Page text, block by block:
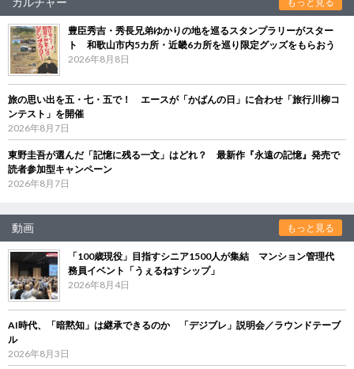
豊臣秀吉・秀長兄弟ゆかりの地を巡るスタンプラリーがスター
ト 和歌山市内5カ所・近畿6カ所を巡り限定グッズをもらおう
2026年8月8日
旅の思い出を五・七・五で！ エースが「かばんの日」に合わせ「旅行川柳コ
ンテスト」を開催
2026年8月7日
東野圭吾が選んだ「記憶に残る一文」はどれ？ 最新作『永遠の記憶』発売で
読者参加型キャンペーン
2026年8月7日
動画 もっと見る
「100歳現役」目指すシニア1500人が集結 マンション管理代
務員イベント「うぇるねすシップ」
2026年8月4日
AI時代、「暗黙知」は継承できるのか 「デジブレ」説明会／ラウンドテーブ
ル
2026年8月3日